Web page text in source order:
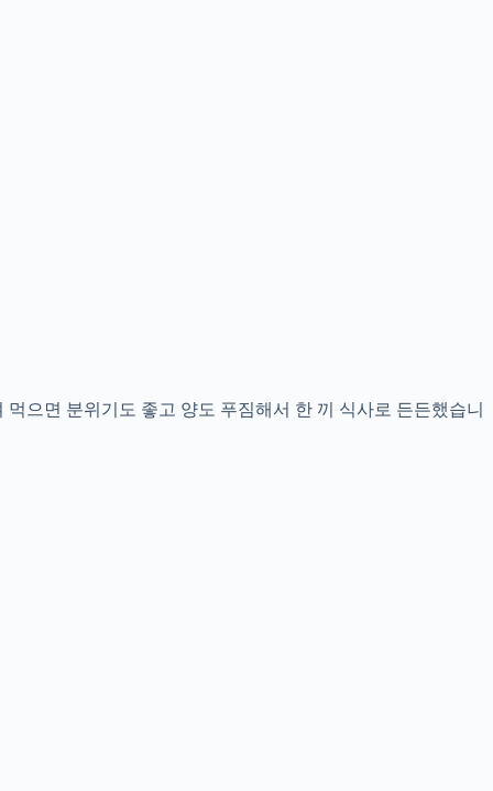
으면 분위기도 좋고 양도 푸짐해서 한 끼 식사로 든든했습니